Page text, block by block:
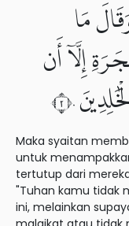
مَا
إِلَّآ أَن
٢٠
Maka syaitan
untuk
tertutup dari
"Tuhan kamu tidak
ini, melainkan